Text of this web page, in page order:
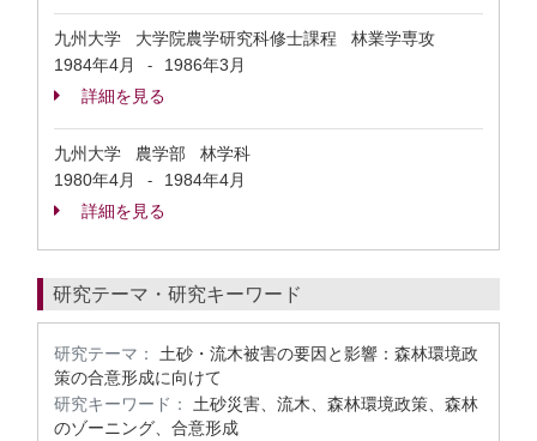
九州大学 大学院農学研究科修士課程 林業学専攻
1984年4月
-
1986年3月
詳細を見る
九州大学 農学部 林学科
1980年4月
-
1984年4月
詳細を見る
研究テーマ・研究キーワード
研究テーマ：
土砂・流木被害の要因と影響：森林環境政
策の合意形成に向けて
研究キーワード：
土砂災害、流木、森林環境政策、森林
のゾーニング、合意形成